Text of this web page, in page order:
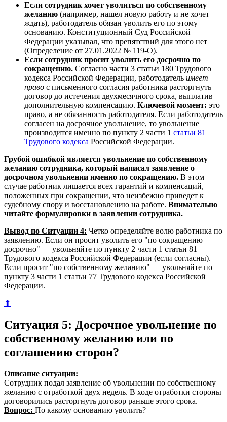
Если сотрудник хочет уволиться по собственному
желанию (например, нашел новую работу и не хочет
ждать), работодатель обязан уволить его по этому
основанию. Конституционный Суд Российской
Федерации указывал, что препятствий для этого нет
(Определение от 27.01.2022 № 119-О).
Если сотрудник просит уволить его досрочно по
сокращению. Согласно части 3 статьи 180 Трудового
кодекса Российской Федерации, работодатель имеет
право с письменного согласия работника расторгнуть
договор до истечения двухмесячного срока, выплатив
дополнительную компенсацию. Ключевой момент: это
право, а не обязанность работодателя. Если работодатель
согласен на досрочное увольнение, то увольнение
производится именно по пункту 2 части 1 статьи 81
Трудового кодекса Российской Федерации.
Грубой ошибкой является увольнение по собственному
желанию сотрудника, который написал заявление о
досрочном увольнении именно по сокращению. В этом
случае работник лишается всех гарантий и компенсаций,
положенных при сокращении, что неизбежно приведет к
судебному спору и восстановлению на работе. Внимательно
читайте формулировки в заявлении сотрудника.
Вывод по Ситуации 4: Четко определяйте волю работника по
заявлению. Если он просит уволить его "по сокращению
досрочно" — увольняйте по пункту 2 части 1 статьи 81
Трудового кодекса Российской Федерации (если согласны).
Если просит "по собственному желанию" — увольняйте по
пункту 3 части 1 статьи 77 Трудового кодекса Российской
Федерации.
⬆
Ситуация 5: Досрочное увольнение по
собственному желанию или по
соглашению сторон?
Описание ситуации:
Сотрудник подал заявление об увольнении по собственному
желанию с отработкой двух недель. В ходе отработки стороны
договорились расторгнуть договор раньше этого срока.
Вопрос: По какому основанию уволить?